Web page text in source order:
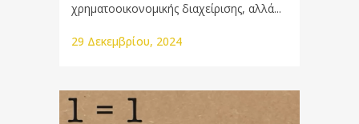
χρηματοοικονομικής διαχείρισης, αλλά...
29 Δεκεμβρίου, 2024